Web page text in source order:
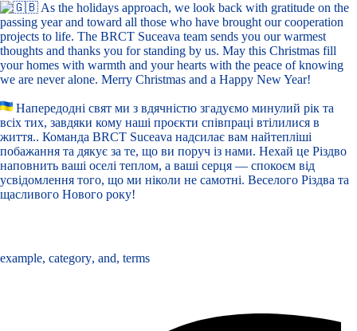
As the holidays approach, we look back with gratitude on the
passing year and toward all those who have brought our cooperation
projects to life. The BRCT Suceava team sends you our warmest
thoughts and thanks you for standing by us. May this Christmas fill
your homes with warmth and your hearts with the peace of knowing
we are never alone. Merry Christmas and a Happy New Year!
Напередодні свят ми з вдячністю згадуємо минулий рік та
всіх тих, завдяки кому наші проєкти співпраці втілилися в
життя.. Команда BRCT Suceava надсилає вам найтепліші
побажання та дякує за те, що ви поруч із нами. Нехай це Різдво
наповнить ваші оселі теплом, а ваші серця — спокоєм від
усвідомлення того, що ми ніколи не самотні. Веселого Різдва та
щасливого Нового року!
example, category, and, terms